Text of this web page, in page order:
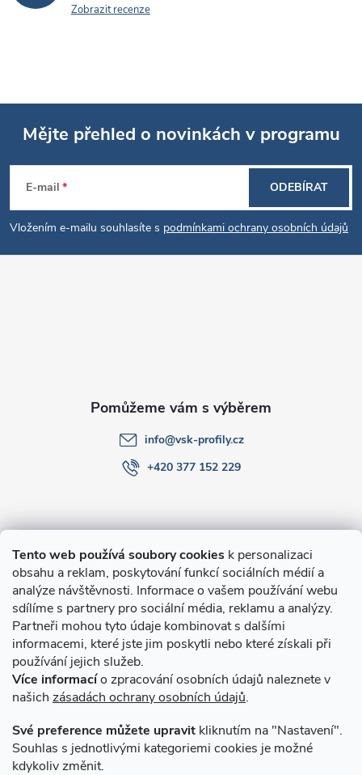
Tento web používá soubory cookies k personalizaci
obsahu a reklam, poskytování funkcí sociálních médií a
analýze návštěvnosti. Informace o vašem používání webu
sdílíme s partnery pro sociální média, reklamu a analýzy.
Partneři mohou tyto údaje kombinovat s dalšími
informacemi, které jste jim poskytli nebo které získali při
používání jejich služeb.
Více informacío zpracování osobních údajů naleznete v
našich zásadách ochrany osobních údajů.
Své preference můžete upravit kliknutím na "Nastavení".
Souhlas s jednotlivými kategoriemi cookies je možné
kdykoliv změnit.
Zobrazit recenze
Z
á
p
Mějte přehled o novinkách v programu
E-mail
Vložením e-mailu souhlasíte s podmínkami ochrany osobních údajů
ODEBÍRAT
O nákupu
Novinky v programu Alusic
Archiv
info@vsk-profily.cz
+420 377 152 229